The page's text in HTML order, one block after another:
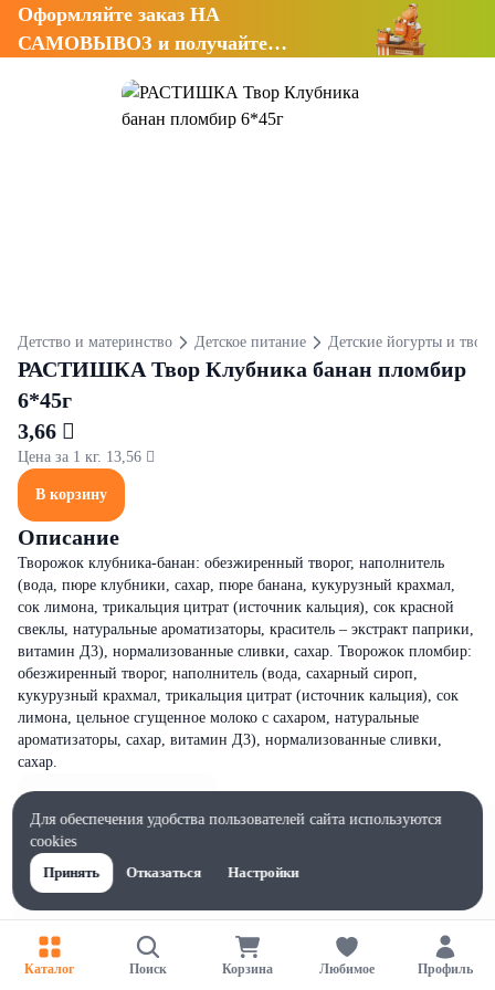
Оформляйте заказ НА
САМОВЫВОЗ и получайте
Детство и материнство Детское питание Детские йогурты и
РАСТИШКА Твор Клубника банан пломбир
6*45г
3,66 
Цена за 1 кг. 13,56 
В корзину
Описание
Творожок клубника-банан: обезжиренный творог, наполнитель
(вода, пюре клубники, сахар, пюре банана, кукурузный крахмал,
сок лимона, трикальция цитрат (источник кальция), сок красной
свеклы, натуральные ароматизаторы, краситель – экстракт паприки,
витамин Д3), нормализованные сливки, сахар. Творожок пломбир:
обезжиренный творог, наполнитель (вода, сахарный сироп,
кукурузный крахмал, трикальция цитрат (источник кальция), сок
лимона, цельное сгущенное молоко с сахаром, натуральные
ароматизаторы, сахар, витамин Д3), нормализованные сливки,
сахар.
Каталог Поиск Корзина Любимое Профиль
Для обеспечения удобства пользователей сайта используются
cookies
Принять
Отказаться Настройки